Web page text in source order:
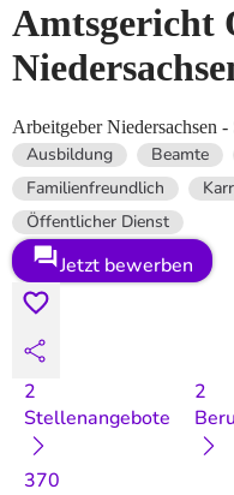
Amtsgericht
Arbeitgeber Niedersachsen -
Ausbildung Beamte
Familienfreundlich
Öffentlicher Dienst
Jetzt bewerben
2
Stellenangebote
2
370